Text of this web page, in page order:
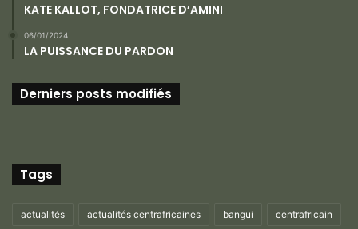
KATE KALLOT, FONDATRICE D’AMINI
06/01/2024
LA PUISSANCE DU PARDON
Derniers posts modifiés
Tags
actualités actualités centrafricaines bangui centrafricain